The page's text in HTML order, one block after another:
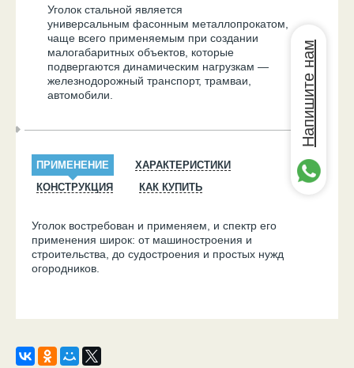
Уголок стальной является
универсальным фасонным металлопрокатом,
чаще всего применяемым при создании
малогабаритных объектов, которые
подвергаются динамическим нагрузкам —
железнодорожный транспорт, трамваи,
автомобили.
ПРИМЕНЕНИЕ
ХАРАКТЕРИСТИКИ
КОНСТРУКЦИЯ
КАК КУПИТЬ
Уголок востребован и применяем, и спектр его
применения широк: от машиностроения и
строительства, до судостроения и простых нужд
огородников.
Напишите нам